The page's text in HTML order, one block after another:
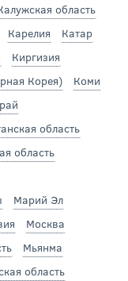
область
Карелия
Катар
Киргизия
Корея)
Коми
область
область
Марий Эл
Москва
Мьянма
область